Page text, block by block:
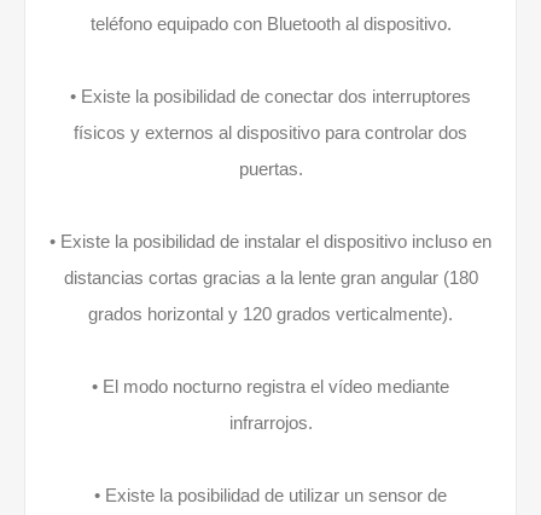
teléfono equipado con Bluetooth al dispositivo.
• Existe la posibilidad de conectar dos interruptores
físicos y externos al dispositivo para controlar dos
puertas.
• Existe la posibilidad de instalar el dispositivo incluso en
distancias cortas gracias a la lente gran angular (180
grados horizontal y 120 grados verticalmente).
• El modo nocturno registra el vídeo mediante
infrarrojos.
• Existe la posibilidad de utilizar un sensor de